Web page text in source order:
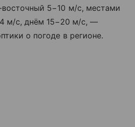
5−10 м/с, местами
м/с, днём 15−20 м/с, —
о погоде в регионе.